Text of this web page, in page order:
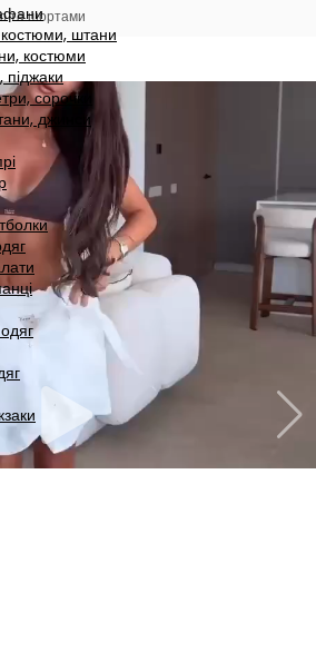
штани
костюми
піджаки
сорочки
джинси
та шортами